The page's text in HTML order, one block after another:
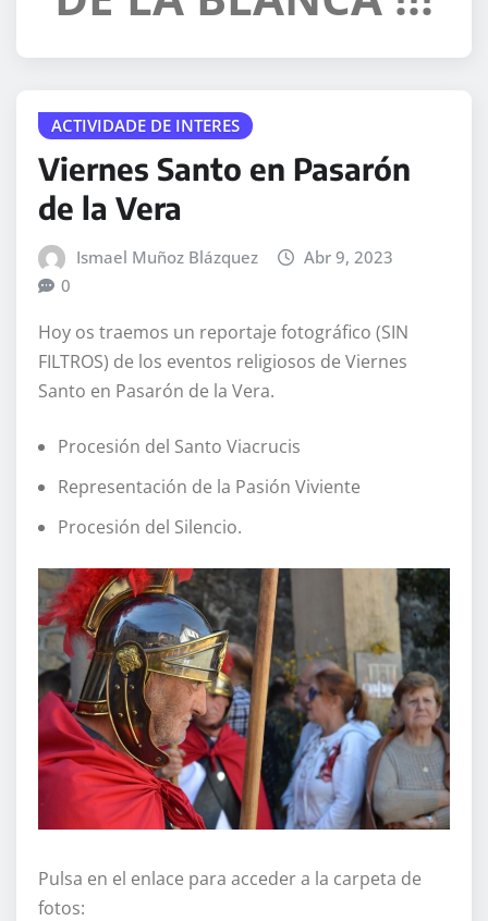
ACTIVIDADE DE INTERES
Viernes Santo en Pasarón
de la Vera
Ismael Muñoz Blázquez
Abr 9, 2023
0
Hoy os traemos un reportaje fotográfico (SIN
FILTROS) de los eventos religiosos de Viernes
Santo en Pasarón de la Vera.
Procesión del Santo Viacrucis
Representación de la Pasión Viviente
Procesión del Silencio.
Pulsa en el enlace para acceder a la carpeta de
fotos: